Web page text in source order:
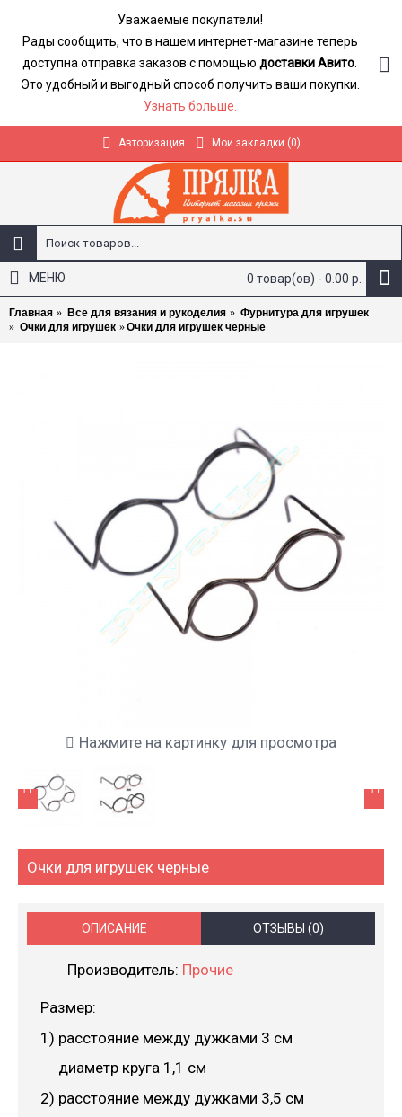
Уважаемые покупатели!
Рады сообщить, что в нашем интернет-магазине теперь
доступна отправка заказов с помощью доставки Авито
Это удобный и выгодный способ получить ваши покупки.
Узнать больше.
Авторизация Мои закладки (0)
0 товар(ов) - 0.00 р.
МЕНЮ
Главная Все для вязания и рукоделия
Фурнитура для игрушек
Очки для игрушек
Очки для игрушек черные
Нажмите на картинку для просмотра
Очки для игрушек черные
ОПИСАНИЕ ОТЗЫВЫ (0)
Производитель: Прочие
Размер:
1) расстояние между дужками 3 см
диаметр круга 1,1 см
2) расстояние между дужками 3,5 см